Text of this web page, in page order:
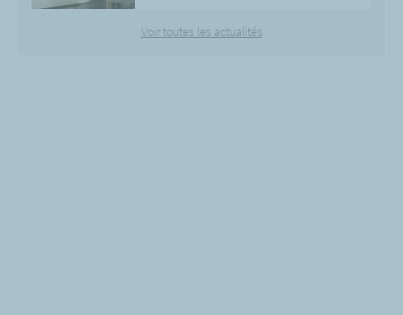
Voir toutes les actualités